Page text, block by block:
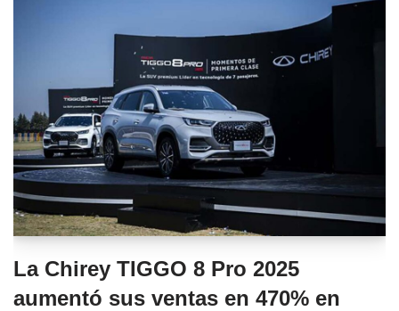
La Chirey TIGGO 8 Pro 2025
aumentó sus ventas en 470% en